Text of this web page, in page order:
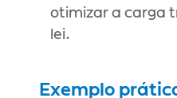
otimizar a carga
lei.
Exemplo